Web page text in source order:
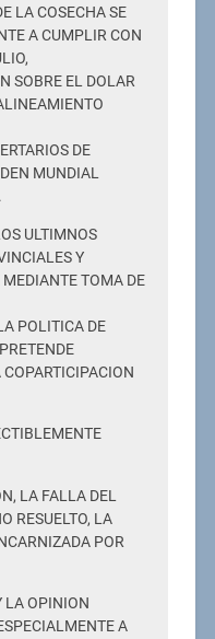
LA COSECHA SE
A CUMPLIR CON
SOBRE EL DOLAR
DE
MUNDIAL
ULTIMNOS
Y
TOMA DE
POLITICA DE
LA FALLA DEL
RESUELTO, LA
POR
LA OPINION
A